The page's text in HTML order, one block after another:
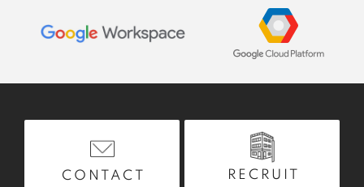
CONTACT RECRUIT